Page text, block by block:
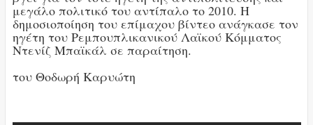
μεγάλο πολιτικό του αντίπαλο το 2010. Η
δημοσιοποίηση του επίμαχου βίντεο ανάγκασε τον
ηγέτη του Ρεμπουπλικανικού Λαϊκού Κόμματος
Ντενίζ Μπαϊκάλ σε παραίτηση.
του Θοδωρή Καρυώτη